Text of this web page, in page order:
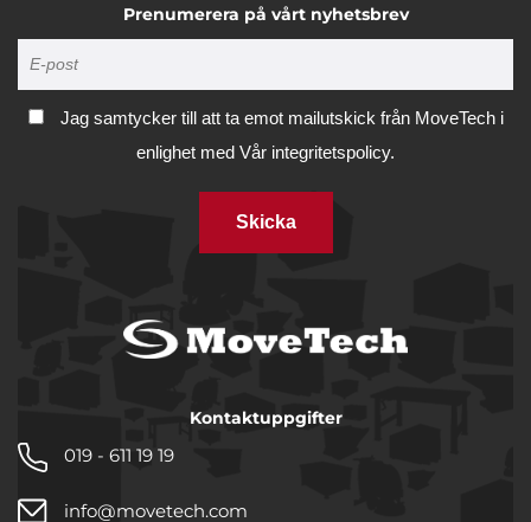
Prenumerera på vårt nyhetsbrev
Jag samtycker till att ta emot mailutskick från MoveTech i
enlighet med Vår integritetspolicy.
Skicka
Kontaktuppgifter
019 - 611 19 19
info@movetech.com